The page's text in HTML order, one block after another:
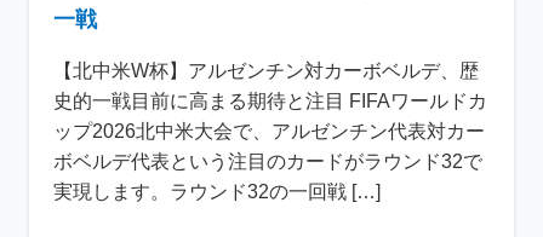
一戦
【北中米W杯】アルゼンチン対カーボベルデ、歴
史的一戦目前に高まる期待と注目 FIFAワールドカ
ップ2026北中米大会で、アルゼンチン代表対カー
ボベルデ代表という注目のカードがラウンド32で
実現します。ラウンド32の一回戦 […]